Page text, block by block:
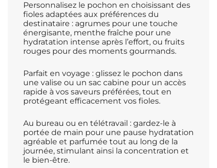
Personnalisez le pochon en choisissant des
fioles adaptées aux préférences du
destinataire : agrumes pour une touche
énergisante, menthe fraîche pour une
hydratation intense après l’effort, ou fruits
rouges pour des moments gourmands.
Parfait en voyage : glissez le pochon dans
une valise ou un sac cabine pour un accès
rapide à vos saveurs préférées, tout en
protégeant efficacement vos fioles.
Au bureau ou en télétravail : gardez-le à
portée de main pour une pause hydratation
agréable et parfumée tout au long de la
journée, stimulant ainsi la concentration et
le bien-être.